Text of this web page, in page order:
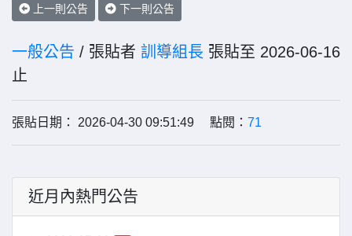
上一則公告 下一則公告
一般公告 / 張貼者 訓導組長 張貼至 2026-06-16
止
張貼日期： 2026-04-30 09:51:49 點閱： 71
近月內熱門公告